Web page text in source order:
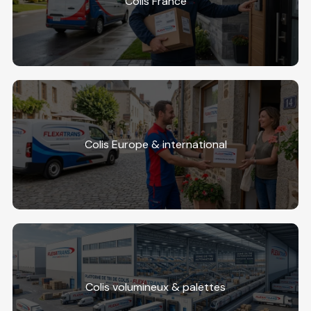
Colis Europe & international
Colis volumineux & palettes